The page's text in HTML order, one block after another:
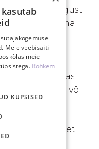
UV-valgust
avatud silma
mugavalt
küsi, kas
liigset soojust või
läbi
peab
selgitama, et
ajal.
Meie veebisaiti
meie
Rohkem
KÜPSISED